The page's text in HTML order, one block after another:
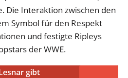
Die Interaktion zwischen den
Symbol für den Respekt
und festigte Ripleys
der WWE.
gibt